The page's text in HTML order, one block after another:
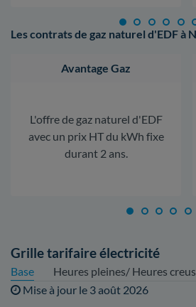
Les contrats de gaz naturel d'EDF à
Avantage Gaz
L'offre de gaz naturel d'EDF
avec un prix HT du kWh fixe
durant 2 ans.
Grille tarifaire électricité
Base
Heures pleines/ Heures
Mise à jour le 3 août 2026